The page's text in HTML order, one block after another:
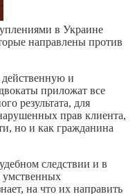
в Украине
направлены против
и
приложат все
результата, для
прав клиента,
но и как гражданина
следствии и в
умственных
на что их направить